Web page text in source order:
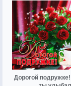
Дорогой